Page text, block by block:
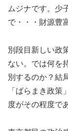
ムジナです。少
で・・・財源豊
別段目新しい政
ない。では何を
別するのか？結
「ばらまき政
度がその程度で